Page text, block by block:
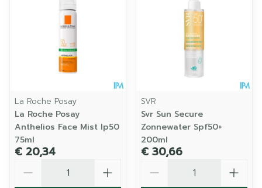
La Roche Posay
La Roche Posay
Anthelios Face Mist Ip50
75ml
€ 20,34
SVR
Svr Sun Secure
Zonnewater Spf50+
200ml
€ 30,66